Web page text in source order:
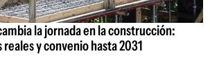
la jornada en la construcción:
y convenio hasta 2031